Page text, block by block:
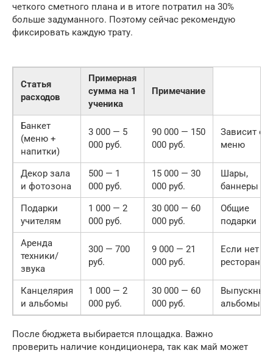
четкого сметного плана и в итоге потратил на 30%
больше задуманного. Поэтому сейчас рекомендую
фиксировать каждую трату.
Статья
расходов
Примерная
сумма на 1
ученика
Примечание
Банкет
(меню +
напитки)
3 000 — 5
000 руб.
90 000 — 150
000 руб.
Зависит от
меню
Декор зала
и фотозона
500 — 1
000 руб.
15 000 — 30
000 руб.
Шары,
баннеры
Подарки
учителям
1 000 — 2
000 руб.
30 000 — 60
000 руб.
Общие
подарки
Аренда
техники/
звука
300 — 700
руб.
9 000 — 21
000 руб.
Если нет в
ресторане
Канцелярия
и альбомы
1 000 — 2
000 руб.
30 000 — 60
000 руб.
Выпускные
альбомы
После бюджета выбирается площадка. Важно
проверить наличие кондиционера, так как май может